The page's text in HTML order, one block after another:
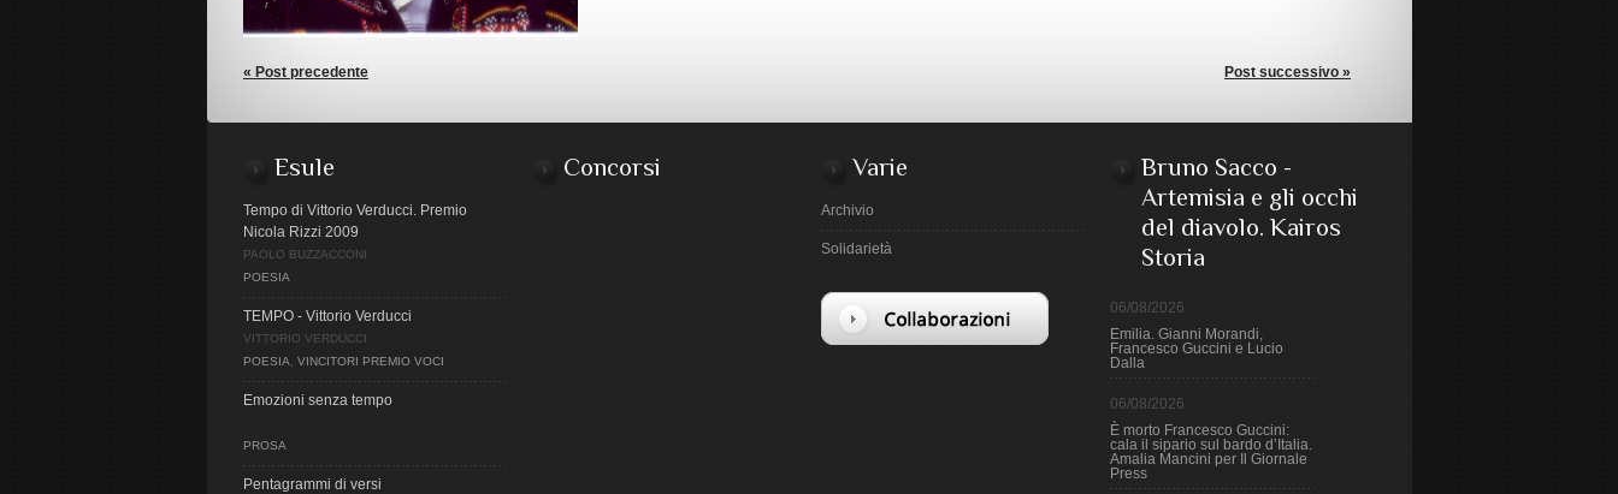
« Post precedente Post successivo »
Esule
Tempo di Vittorio Verducci. Premio
Nicola Rizzi 2009
PAOLO BUZZACCONI
POESIA
TEMPO - Vittorio Verducci
VITTORIO VERDUCCI
POESIA
VINCITORI PREMIO VOCI
Emozioni senza tempo
PROSA
Pentagrammi di versi
Concorsi Varie
Archivio
Solidarietà
Bruno Sacco -
Artemisia e gli occhi
del diavolo. Kairos
Storia
06/08/2026
Emilia. Gianni Morandi,
Francesco Guccini e Lucio
Dalla
06/08/2026
È morto Francesco Guccini:
cala il sipario sul bardo d’Italia.
Amalia Mancini per Il Giornale
Press